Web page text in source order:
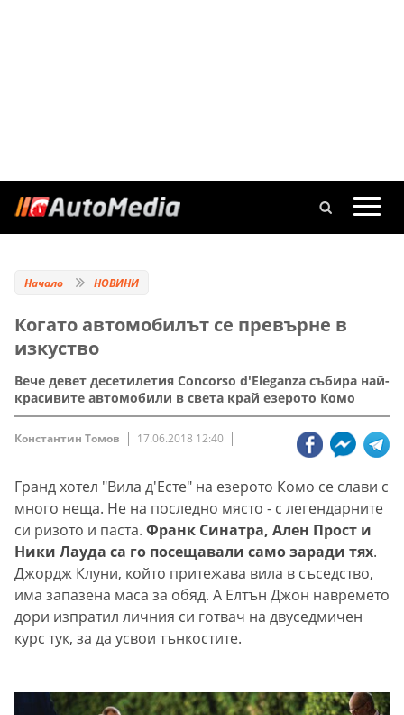
Начало НОВИНИ
Когато автомобилът се превърне в
изкуство
Вече девет десетилетия Concorso d'Еleganza събира най-
красивите автомобили в света край езерото Комо
Константин Томов 17.06.2018 12:40
Гранд хотел "Вила д'Eсте" на езерото Комо се слави с
много неща. Не на последно място - с легендарните
си ризото и паста. Франк Синатра, Ален Прост и
Ники Лауда са го посещавали само заради тях.
Джордж Клуни, който притежава вила в съседство,
има запазена маса за обяд. А Елтън Джон навремето
дори изпратил личния си готвач на двуседмичен
курс тук, за да усвои тънкостите.